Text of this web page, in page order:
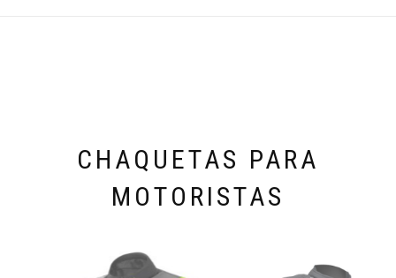
CHAQUETAS PARA
MOTORISTAS